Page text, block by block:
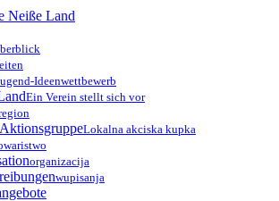
Ideenwettbewerb
Ein Verein stellt sich vor
Lokalna akciska kupka
organizacija
wupisanja